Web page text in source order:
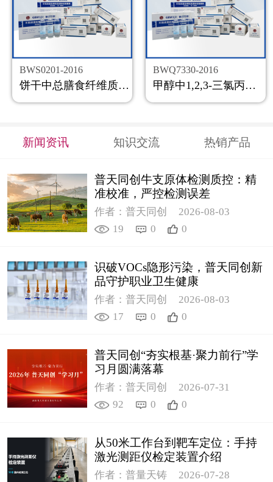
BWS0201-2016
饼干中总膳食纤维质控样品
BWQ7330-2016
甲醇中1,2,3-三氯丙烷溶液标准物质
新闻资讯 知识交流 热销产品
普天同创牛支原体检测质控：精
准校准，严控检测误差
作者：普天同创
2026-08-03
19
0 0
识破VOCs隐形污染，普天同创新
品守护职业卫生健康
作者：普天同创
2026-08-03
17
0 0
普天同创“夯实根基·聚力前行”学
习月圆满落幕
作者：普天同创
2026-07-31
92
0 0
从50米工作台到靶车定位：手持
激光测距仪检定装置介绍
作者：普量天铸
2026-07-28